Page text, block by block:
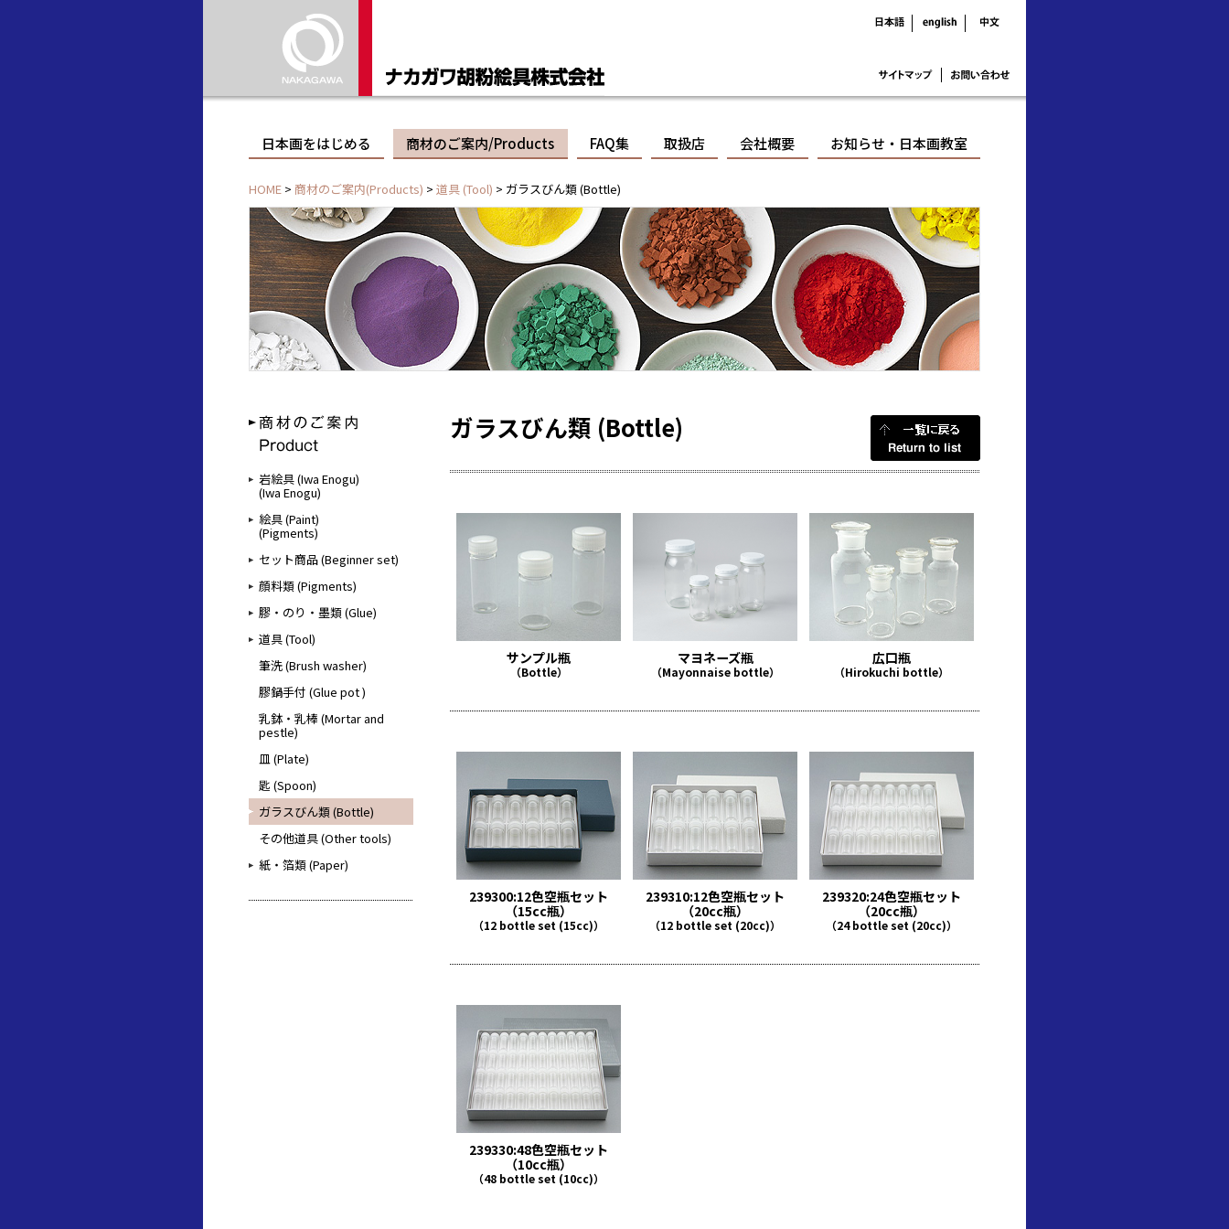
日本画をはじめる 商材のご案内/Products FAQ集 取扱店 会社概要 お知らせ・日本画教室
HOME > 商材のご案内(Products) > 道具 (Tool) > ガラスびん類 (Bottle)
岩絵具 (Iwa Enogu)
(Iwa Enogu)
絵具 (Paint)
(Pigments)
セット商品 (Beginner set)
顔料類 (Pigments)
膠・のり・墨類 (Glue)
道具 (Tool)
筆洗 (Brush washer)
膠鍋手付 (Glue pot )
乳鉢・乳棒 (Mortar and
pestle)
皿 (Plate)
匙 (Spoon)
ガラスびん類 (Bottle)
その他道具 (Other tools)
紙・箔類 (Paper)
ガラスびん類 (Bottle)
サンプル瓶
（Bottle）
マヨネーズ瓶
（Mayonnaise bottle）
広口瓶
（Hirokuchi bottle）
239300:12色空瓶セット
（15cc瓶）
（12 bottle set (15cc)）
239310:12色空瓶セット
（20cc瓶）
（12 bottle set (20cc)）
239320:24色空瓶セット
（20cc瓶）
（24 bottle set (20cc)）
239330:48色空瓶セット
（10cc瓶）
（48 bottle set (10cc)）